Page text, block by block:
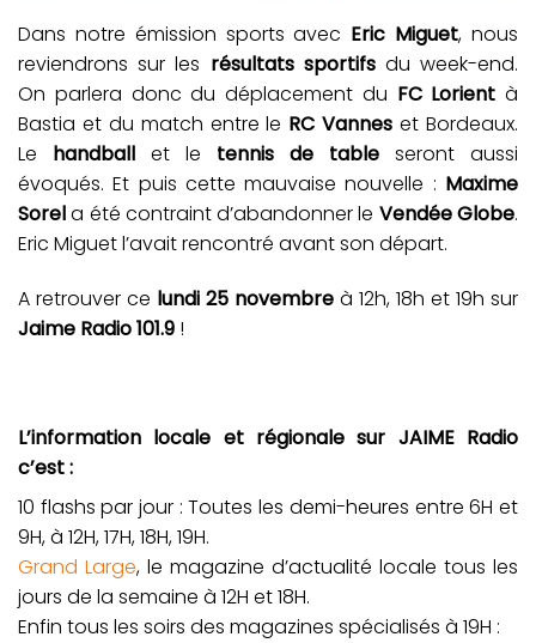
Dans notre émission sports avec Eric Miguet, nous
reviendrons sur les résultats sportifsdu week-end.
On parlera donc du déplacement du FC Lorient à
Bastia et du match entre le RC Vannes et Bordeaux.
Le handball et le tennis de table seront aussi
évoqués. Et puis cette mauvaise nouvelle : Maxime
Sorela été contraint d’abandonner le Vendée Globe.
Eric Miguet l’avait rencontré avant son départ.
A retrouver ce lundi 25 novembre à 12h, 18h et 19h sur
Jaime Radio 101.9 !
L’information locale et régionale sur JAIME Radio
c’est :
10 flashs par jour : Toutes les demi-heures entre 6H et
9H, à 12H, 17H, 18H, 19H.
Grand Large, le magazine d’actualité locale tous les
jours de la semaine à 12H et 18H.
Enfin tous les soirs des magazines spécialisés à 19H :